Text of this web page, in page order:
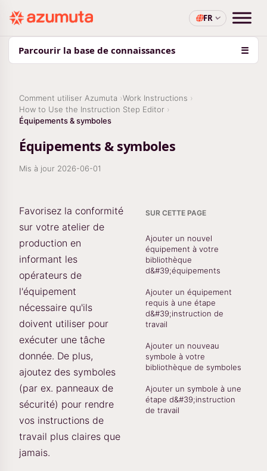
FR
Parcourir la base de connaissances ☰
Comment utiliser Azumuta
Work Instructions
How to Use the Instruction Step Editor
Équipements & symboles
Équipements & symboles
Mis à jour 2026-06-01
Favorisez la conformité
sur votre atelier de
production en
informant les
opérateurs de
l'équipement
nécessaire qu'ils
doivent utiliser pour
exécuter une tâche
donnée. De plus,
ajoutez des symboles
(par ex. panneaux de
sécurité) pour rendre
vos instructions de
travail plus claires que
jamais.
SUR CETTE PAGE
Ajouter un nouvel
équipement à votre
bibliothèque
d&#39;équipements
Ajouter un équipement
requis à une étape
d&#39;instruction de
travail
Ajouter un nouveau
symbole à votre
bibliothèque de symboles
Ajouter un symbole à une
étape d&#39;instruction
de travail